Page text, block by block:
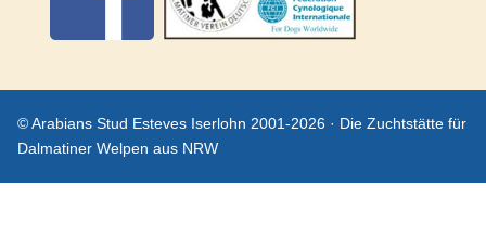
© Arabians Stud Esteves Iserlohn 2001-2026 · Die Zuchtstätte für
Dalmatiner Welpen aus NRW